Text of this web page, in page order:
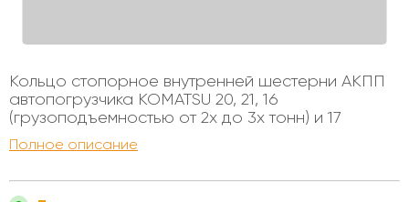
Кольцо стопорное внутренней шестерни АКПП
автопогрузчика KOMATSU 20, 21, 16
(грузоподъемностью от 2х до 3х тонн) и 17
(грузоподъемностью от 2х до 3х тонн) серии.
Устанавливался на автопогрузчики с
Полное описание